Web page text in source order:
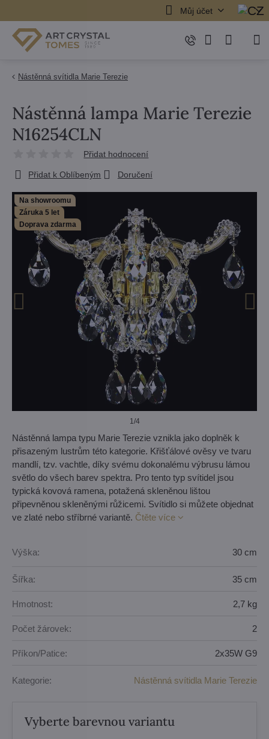
Můj účet
Nástěnná svítidla Marie Terezie
Na showroomu
Záruka 5 let
Doprava zdarma
1/4
Nástěnná lampa Marie Terezie
N16254CLN
Přidat hodnocení
Přidat k Oblíbeným Doručení
Nástěnná lampa typu Marie Terezie vznikla jako doplněk k
přisazeným lustrům této kategorie. Křišťálové ověsy ve tvaru
mandlí, tzv. vachtle, díky svému dokonalému výbrusu lámou
světlo do všech barev spektra. Pro tento typ svítidel jsou
typická kovová ramena, potažená skleněnou lištou
připevněnou skleněnými růžicemi. Svítidlo si můžete objednat
ve zlaté nebo stříbrné variantě. Čtěte více
Výška: 30 cm
Šířka: 35 cm
Hmotnost: 2,7 kg
Počet žárovek: 2
Příkon/Patice: 2x35W G9
Kategorie: Nástěnná svítidla Marie Terezie
Vyberte barevnou variantu